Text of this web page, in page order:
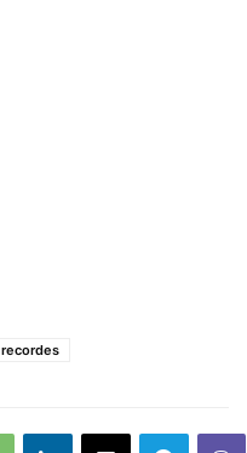
recordes